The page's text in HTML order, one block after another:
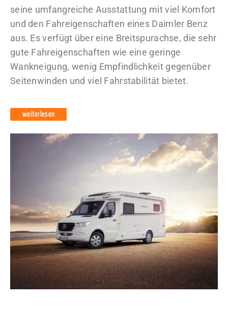
seine umfangreiche Ausstattung mit viel Komfort
und den Fahreigenschaften eines Daimler Benz
aus. Es verfügt über eine Breitspurachse, die sehr
gute Fahreigenschaften wie eine geringe
Wankneigung, wenig Empfindlichkeit gegenüber
Seitenwinden und viel Fahrstabilität bietet.
weiterlesen